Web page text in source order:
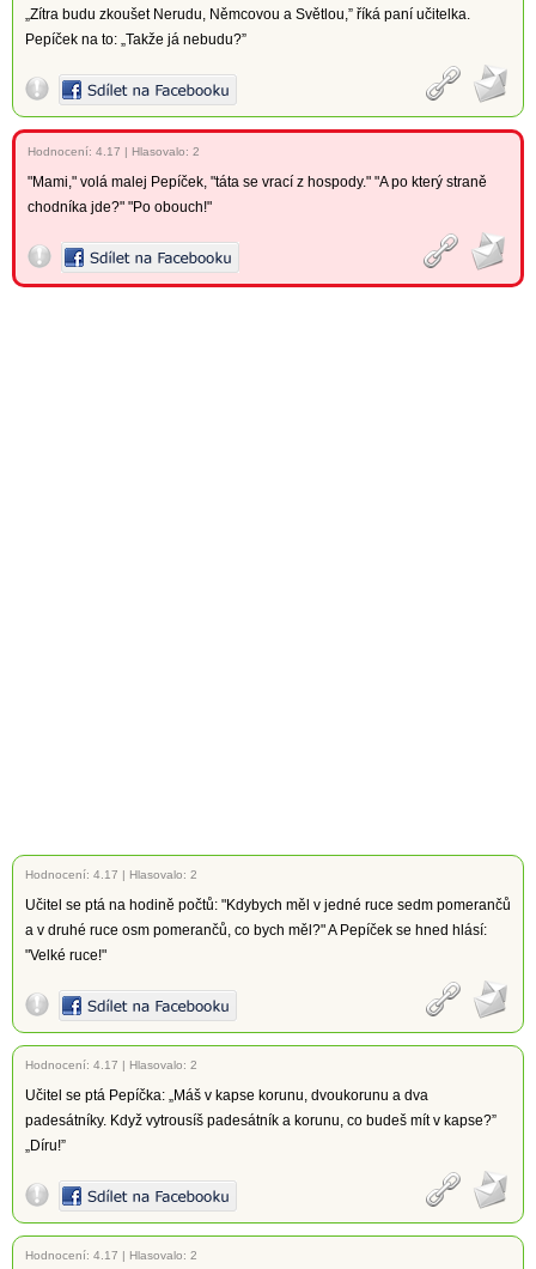
„Zítra budu zkoušet Nerudu, Němcovou a Světlou,” říká paní učitelka.
Pepíček na to: „Takže já nebudu?”
Hodnocení: 4.17 | Hlasovalo: 2
"Mami," volá malej Pepíček, "táta se vrací z hospody." "A po který straně
chodníka jde?" "Po obouch!"
Hodnocení: 4.17 | Hlasovalo: 2
Učitel se ptá na hodině počtů: "Kdybych měl v jedné ruce sedm pomerančů
a v druhé ruce osm pomerančů, co bych měl?" A Pepíček se hned hlásí:
"Velké ruce!"
Hodnocení: 4.17 | Hlasovalo: 2
Učitel se ptá Pepíčka: „Máš v kapse korunu, dvoukorunu a dva
padesátníky. Když vytrousíš padesátník a korunu, co budeš mít v kapse?”
„Díru!”
Hodnocení: 4.17 | Hlasovalo: 2